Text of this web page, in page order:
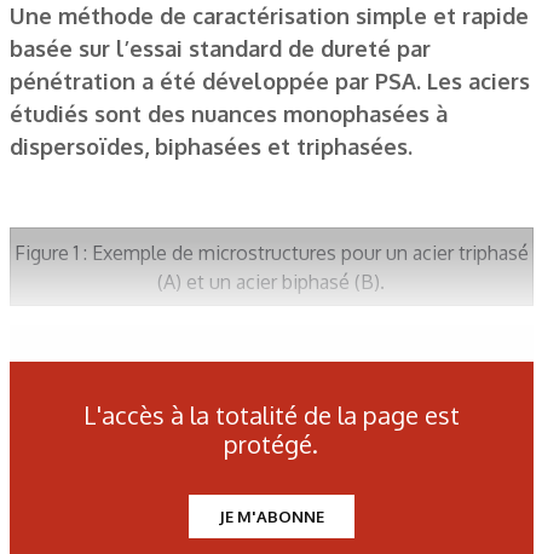
Une méthode de caractérisation simple et rapide
basée sur l’essai standard de dureté par
pénétration a été développée par PSA. Les aciers
étudiés sont des nuances monophasées à
dispersoïdes, biphasées et triphasées.
Figure 1 : Exemple de microstructures pour un acier triphasé
(A) et un acier biphasé (B).
Figure 2 : Schéma des zones de déformation sous un
obtenues sur un alliage de cuivre et sur un acier après essai
de dureté.
L'accès à la totalité de la page est
protégé.
JE M'ABONNE